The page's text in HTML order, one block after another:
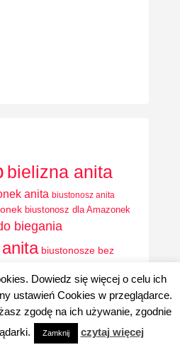
bielizna anita
anita biustonosz anita
biustonosz dla Amazonek
biegania
biustonosze bez
amazonek
amazonek anita
biegania
biustonosze
do karmienia Anita
Dowiedz się więcej o celu ich
ustawień Cookies w przeglądarce.
zgodę na ich używanie, zgodnie
Zamknij czytaj więcej